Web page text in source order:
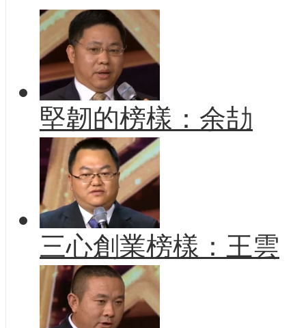
堅韌的榜樣：余劼
三心創業榜樣：王雲